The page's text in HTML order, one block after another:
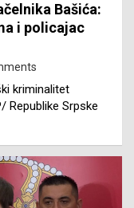
Bašića:
i policajac
kriminalitet
Republike Srpske